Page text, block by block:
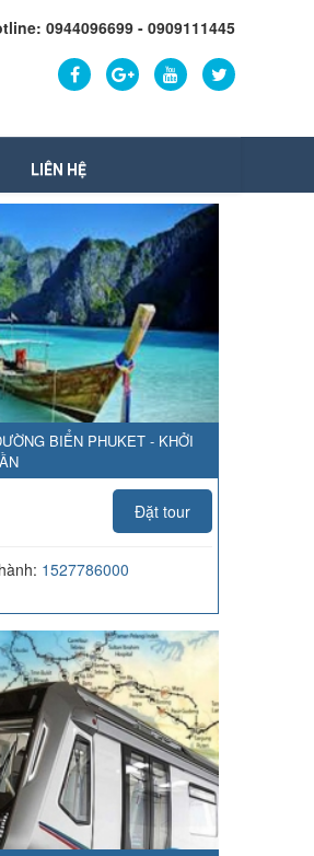
0944096699 - 0909111445
LIÊN HỆ
BIỂN PHUKET - KHỞI
Đặt tour
1527786000